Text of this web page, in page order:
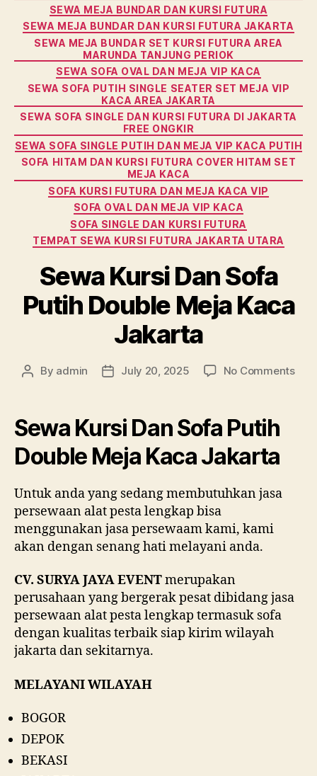
SEWA MEJA BUNDAR DAN KURSI FUTURA
SEWA MEJA BUNDAR DAN KURSI FUTURA JAKARTA
SEWA MEJA BUNDAR SET KURSI FUTURA AREA
MARUNDA TANJUNG PERIOK
SEWA SOFA OVAL DAN MEJA VIP KACA
SEWA SOFA PUTIH SINGLE SEATER SET MEJA VIP
KACA AREA JAKARTA
SEWA SOFA SINGLE DAN KURSI FUTURA DI JAKARTA
FREE ONGKIR
SEWA SOFA SINGLE PUTIH DAN MEJA VIP KACA PUTIH
SOFA HITAM DAN KURSI FUTURA COVER HITAM SET
MEJA KACA
SOFA KURSI FUTURA DAN MEJA KACA VIP
SOFA OVAL DAN MEJA VIP KACA
SOFA SINGLE DAN KURSI FUTURA
TEMPAT SEWA KURSI FUTURA JAKARTA UTARA
Sewa Kursi Dan Sofa
Putih Double Meja Kaca
Jakarta
Post
By admin
PostJuly 20, 2025 No Commentson
Sewa Kursi Dan Sofa Putih
Double Meja Kaca Jakarta
Untuk anda yang sedang membutuhkan jasa
persewaan alat pesta lengkap bisa
menggunakan jasa persewaam kami, kami
akan dengan senang hati melayani anda.
CV. SURYA JAYA EVENTmerupakan
perusahaan yang bergerak pesat dibidang jasa
persewaan alat pesta lengkap termasuk sofa
dengan kualitas terbaik siap kirim wilayah
jakarta dan sekitarnya.
MELAYANI WILAYAH
BOGOR
DEPOK
BEKASI